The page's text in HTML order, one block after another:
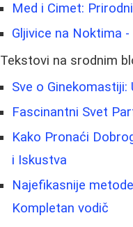
Med i Cimet:
Gljivice na Noktima
Tekstovi na srodnim
Sve o
Fascinantni Svet
Kako Pronaći
i Iskustva
Najefikasnije
Kompletan vodič